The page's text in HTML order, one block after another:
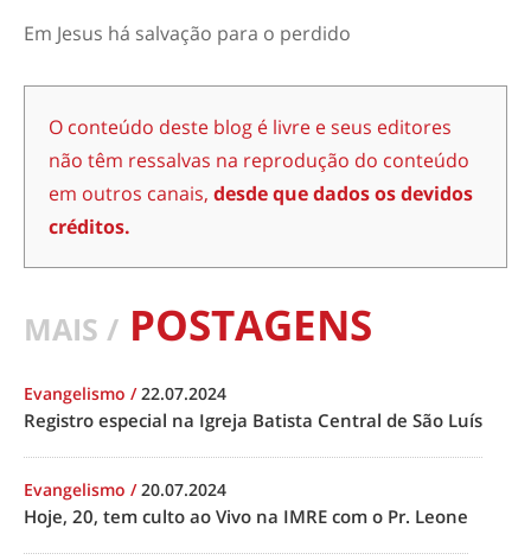
Em Jesus há salvação para o perdido
O conteúdo deste blog é livre e seus editores
não têm ressalvas na reprodução do conteúdo
em outros canais, desde que dados os devidos
créditos.
MAIS / POSTAGENS
Evangelismo /22.07.2024
Registro especial na Igreja Batista Central de São Luís
Evangelismo /20.07.2024
Hoje, 20, tem culto ao Vivo na IMRE com o Pr. Leone